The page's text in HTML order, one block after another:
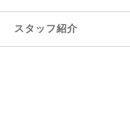
スタッフ紹介